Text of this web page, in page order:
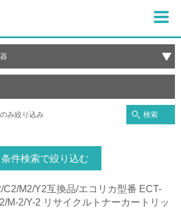
み絞り込み 検索
条件検索で絞り込む
M2/Y2互換品/エコリカ型番 ECT-
M-2/Y-2 リサイクルトナーカートリッ